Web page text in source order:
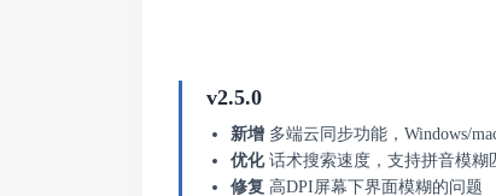
v2.5.0
新增 多端云同步功能，Windows/
优化话术搜索速度，支持拼音模糊
修复 高DPI屏幕下界面模糊的问题